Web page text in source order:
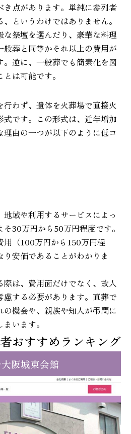
き点があります。単純に参列者
というわけではありません。
祭壇を選んだり、豪華な料理
般葬と同等かそれ以上の費用が
。逆に、一般葬でも簡素化を図
は可能です。
わず、遺体を火葬場で直接火
です。この形式は、近年増加
由の一つが以下のように低コ
域や利用するサービスによっ
30万円から50万円程度です。
用（100万円から150万円程
安価であることがわかりま
際は、費用面だけでなく、故人
する必要があります。直葬で
の機会や、親族や知人が弔問に
います。
おすすめランキング
阪城東会館